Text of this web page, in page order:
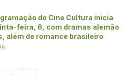
do Cine Cultura inicia
feira, 6, com dramas alemão
além de romance brasileiro